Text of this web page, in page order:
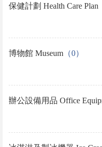
保健計劃 Health Care Plan
博物館 Museum （0）